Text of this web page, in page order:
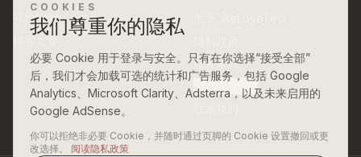
开始探索
服务条款
Cookie 设置
COOKIES
我们尊重你的隐私
必要 Cookie 用于登录与安全。只有在你选择“接受全部”
后，我们才会加载可选的统计和广告服务，包括 Google
Analytics、Microsoft Clarity、Adsterra，以及未来启用的
Google AdSense。
你可以拒绝非必要 Cookie，并随时通过页脚的 Cookie 设置撤回或更
改选择。
阅读隐私政策